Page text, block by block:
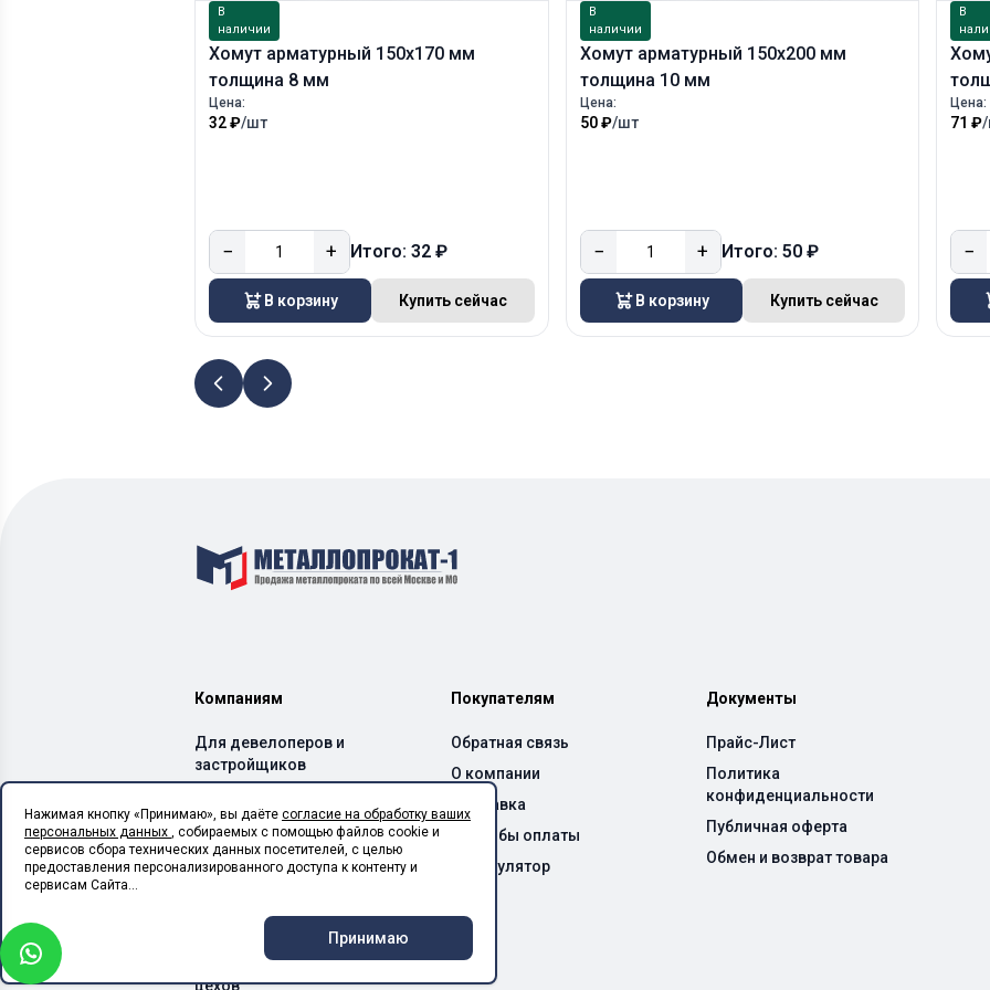
В
наличии
Хомут арматурный 150х170 мм
толщина 8 мм
Цена:
32 ₽/шт
− + Итого: 32 ₽
В корзину Купить сейчас
В
наличии
Хомут арматурный 150х200 мм
толщина 10 мм
Цена:
50 ₽/шт
− + Итого: 50 ₽
В корзину Купить сейчас
В
Цена:
71 ₽
−
Компаниям
Для девелоперов и
застройщиков
и бетонных заводов
Для производителей ЛСТК
Для монтажных
Для сельхоз предприятий
Для производственных
цехов
Покупателям
Обратная связь
О компании
Доставка
Способы оплаты
Калькулятор
Документы
Прайс-Лист
Политика
конфиденциальности
Публичная оферта
Обмен и возврат товара
Нажимая кнопку «Принимаю», вы даёте согласие на обработку ваших
персональных данных , собираемых с помощью файлов cookie и
сервисов сбора технических данных посетителей, с целью
предоставления персонализированного доступа к контенту и
сервисам Сайта...
Принимаю